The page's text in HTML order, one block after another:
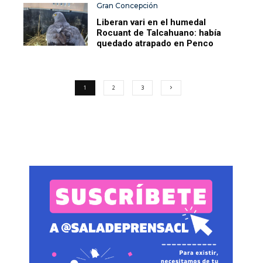
Gran Concepción
Liberan vari en el humedal
Rocuant de Talcahuano: había
quedado atrapado en Penco
1 2 3